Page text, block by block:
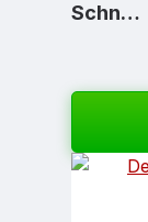
Schn…